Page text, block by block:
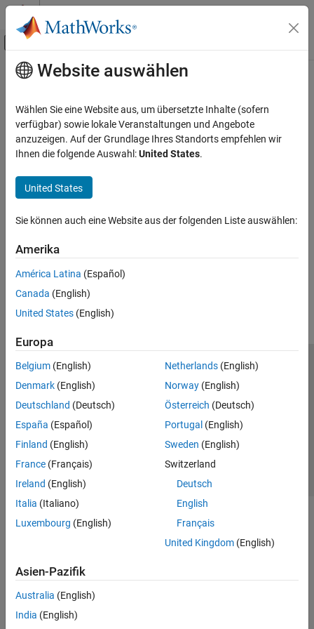
Weiter zum Inhalt
Umschaltung für Off-Canvas-
Startseite der Dokumentation
Hauptinhalt
How useful was this information?
Website auswählen
Wählen Sie eine Website aus, um übersetzte Inhalte (sofern
verfügbar) sowie lokale Veranstaltungen und Angebote
anzuzeigen. Auf der Grundlage Ihres Standorts empfehlen wir
Ihnen die folgende Auswahl:United States.
United States
Sie können auch eine Website aus der folgenden Liste auswählen:
Amerika
América Latina (Español)
Canada (English)
United States (English)
Europa
Belgium (English)
Denmark (English)
Deutschland (Deutsch)
España (Español)
Finland (English)
France (Français)
Ireland (English)
Italia (Italiano)
Luxembourg (English)
Netherlands(English)
Norway(English)
Österreich (Deutsch)
Portugal (English)
Sweden (English)
Switzerland
Deutsch
English
Français
United Kingdom(English)
Asien-Pazifik
Australia (English)
India (English)
Trust Center
Datenschutz-Richtlinien
Datendiebstahl verhindern
Status von Anwendungen
© 1994-2026 The MathWorks, Inc.
Website auswählen
Deutschland